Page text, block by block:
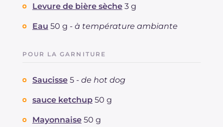
Levure de bière sèche 3 g
Eau 50 g - à température ambiante
POUR LA GARNITURE
Saucisse 5 - de hot dog
sauce ketchup 50 g
Mayonnaise 50 g